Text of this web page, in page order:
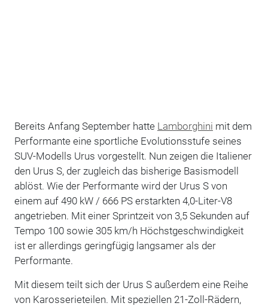
Bereits Anfang September hatte Lamborghini mit dem
Performante eine sportliche Evolutionsstufe seines
SUV-Modells Urus vorgestellt. Nun zeigen die Italiener
den Urus S, der zugleich das bisherige Basismodell
ablöst. Wie der Performante wird der Urus S von
einem auf 490 kW / 666 PS erstarkten 4,0-Liter-V8
angetrieben. Mit einer Sprintzeit von 3,5 Sekunden auf
Tempo 100 sowie 305 km/h Höchstgeschwindigkeit
ist er allerdings geringfügig langsamer als der
Performante.
Mit diesem teilt sich der Urus S außerdem eine Reihe
von Karosserieteilen. Mit speziellen 21-Zoll-Rädern,